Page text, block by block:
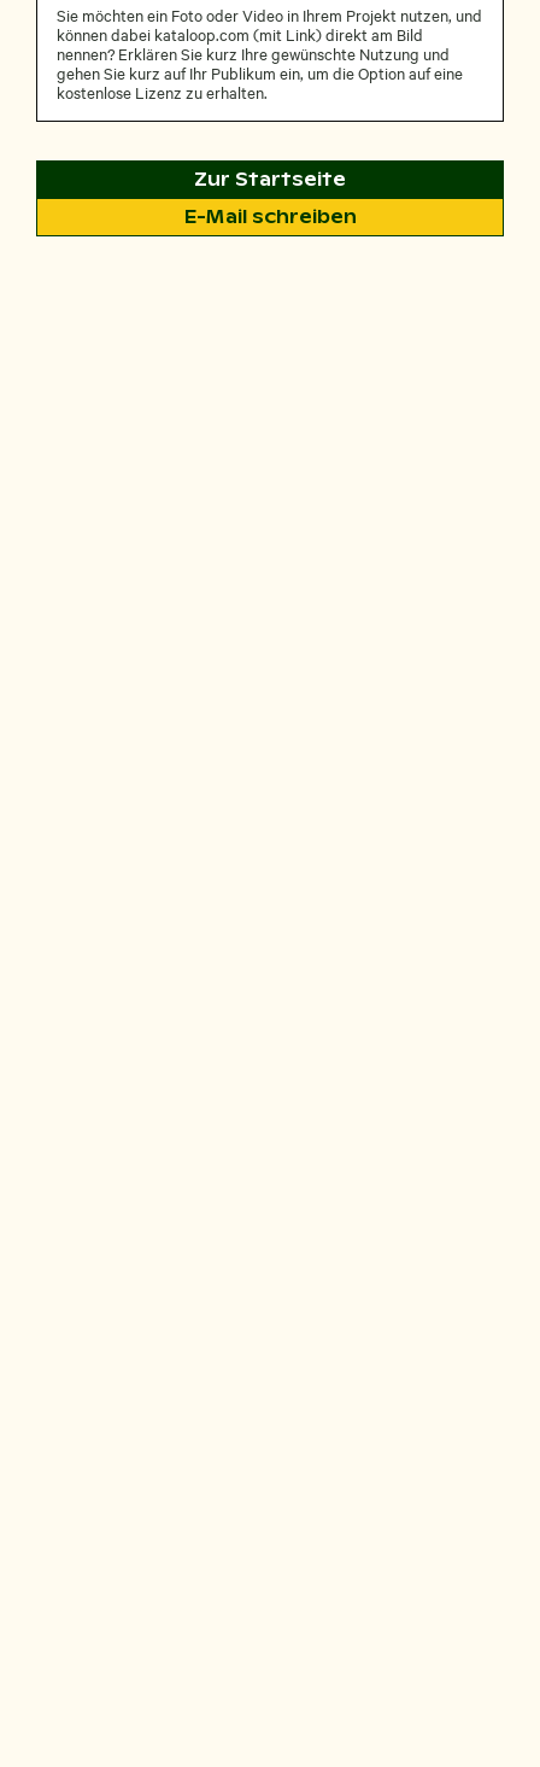
Sie möchten ein Foto oder Video in Ihrem Projekt nutzen, und
können dabei kataloop.com (mit Link) direkt am Bild
nennen? Erklären Sie kurz Ihre gewünschte Nutzung und
gehen Sie kurz auf Ihr Publikum ein, um die Option auf eine
kostenlose Lizenz zu erhalten.
Zur Startseite
E-Mail schreiben